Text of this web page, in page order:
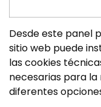
Desde este panel
sitio web puede
las cookies
necesarias para la
diferentes